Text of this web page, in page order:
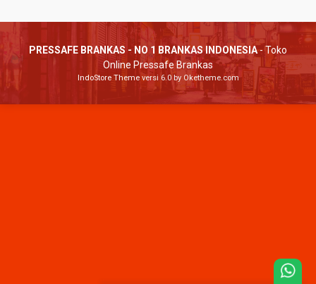
PRESSAFE BRANKAS - NO 1 BRANKAS INDONESIA- Toko
Online Pressafe Brankas
IndoStore Themeversi 6.0 by Oketheme.com